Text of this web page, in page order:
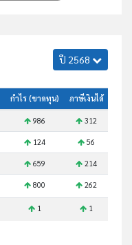
ปี 2568
กำไร (ขาดทุน) ภาษีเงินได้
986 312
124 56
659 214
800 262
1 1